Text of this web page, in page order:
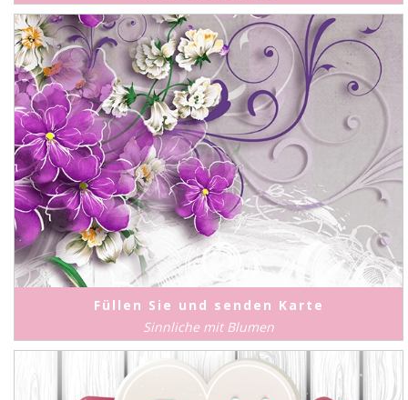
Füllen Sie und senden Karte
Sinnliche mit Blumen